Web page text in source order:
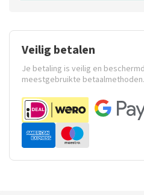
Veilig betalen
Je betaling is veilig en
meestgebruikte betaalmethoden.